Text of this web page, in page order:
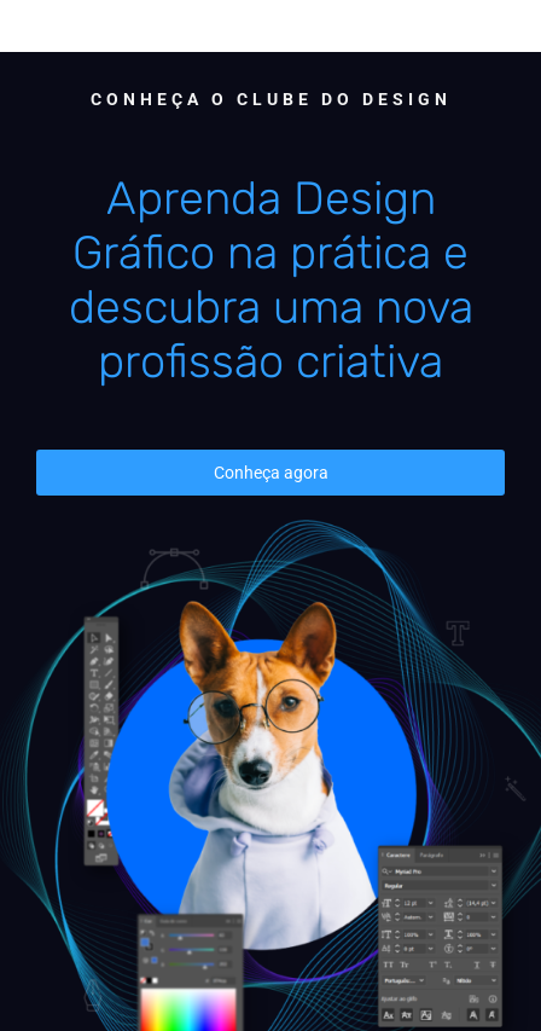
CONHEÇA O CLUBE DO DESIGN
Aprenda Design
Gráfico na prática e
descubra uma nova
profissão criativa
Conheça agora